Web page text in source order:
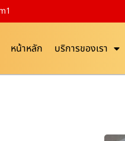
หน้าหลัก บริการของเรา